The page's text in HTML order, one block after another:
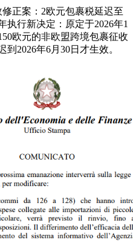
正案：2欧元包裹税延迟至
执行新决定：原定于2026年1
欧元的非欧盟跨境包裹征收
2026年6月30日才生效。